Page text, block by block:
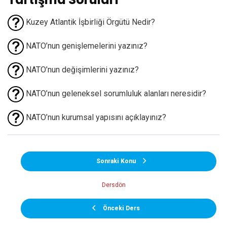
Kuzey Atlantik İşbirliği Örgütü Nedir?
NATO’nun genişlemelerini yazınız?
NATO’nun değişimlerini yazınız?
NATO’nun geleneksel sorumluluk alanları neresidir?
NATO’nun kurumsal yapısını açıklayınız?
Önceki Ders
Dersdön
Sonraki Konu